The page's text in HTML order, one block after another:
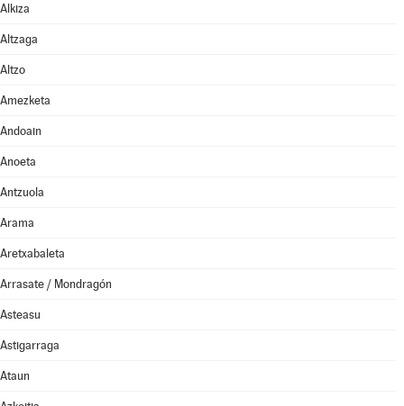
Alkiza
Altzaga
Altzo
Amezketa
Andoain
Anoeta
Antzuola
Arama
Aretxabaleta
Arrasate / Mondragón
Asteasu
Astigarraga
Ataun